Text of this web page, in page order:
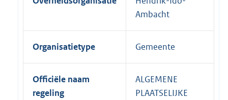
Ambacht
Organisatietype Gemeente
Officiële naam
regeling
ALGEMENE
PLAATSELIJKE